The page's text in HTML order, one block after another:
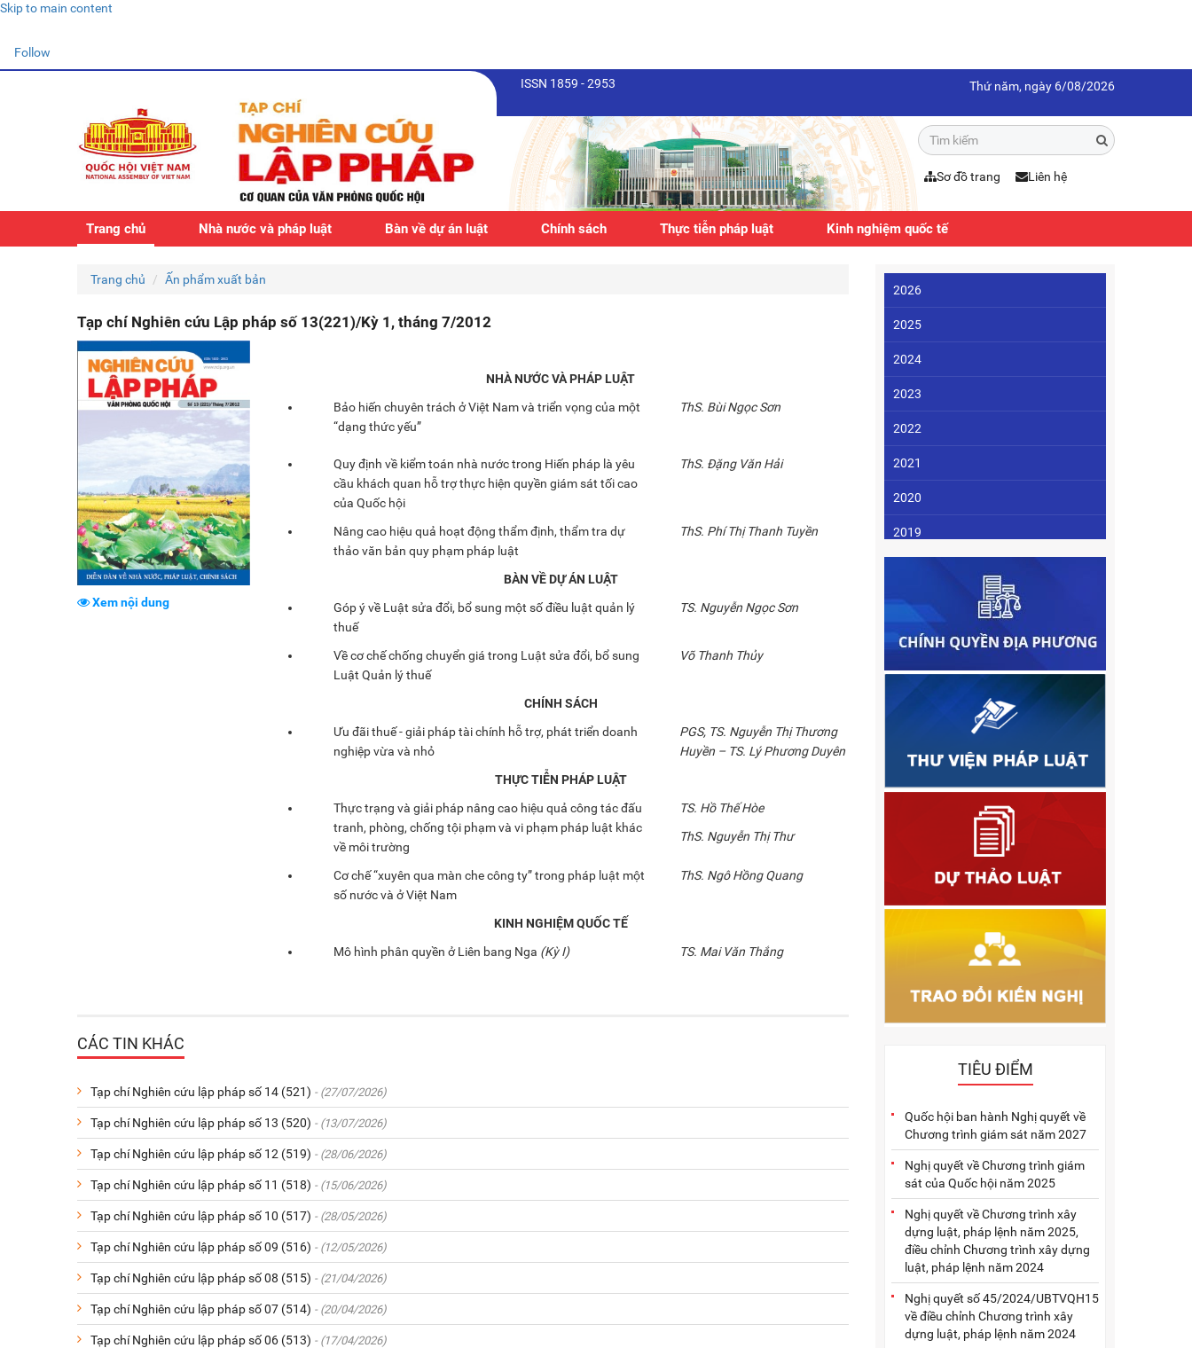
Skip to main content
Follow
ISSN 1859 - 2953 Thứ năm, ngày 6/08/2026
Sơ đồ trang Liên hệ
Trang chủ Nhà nước và pháp luật Bàn về dự án luật Chính sách Thực tiễn pháp luật Kinh nghiệm quốc tế
Trang chủ Ấn phẩm xuất bản
Tạp chí Nghiên cứu Lập pháp số 13(221)/Kỳ 1, tháng 7/2012
Xem nội dung
NHÀ NƯỚC VÀ PHÁP LUẬT
Bảo hiến chuyên trách ở Việt Nam và triển vọng của một
“dạng thức yếu”
ThS. Bùi Ngọc Sơn
Quy định về kiểm toán nhà nước trong Hiến pháp là yêu
cầu khách quan hỗ trợ thực hiện quyền giám sát tối cao
của Quốc hội
ThS. Đặng Văn Hải
Nâng cao hiệu quả hoạt động thẩm định, thẩm tra dự
thảo văn bản quy phạm pháp luật
ThS. Phí Thị Thanh Tuyền
BÀN VỀ DỰ ÁN LUẬT
Góp ý về Luật sửa đổi, bổ sung một số điều luật quản lý
thuế
TS. Nguyễn Ngọc Sơn
Về cơ chế chống chuyển giá trong Luật sửa đổi, bổ sung
Luật Quản lý thuế
Võ Thanh Thủy
CHÍNH SÁCH
Ưu đãi thuế - giải pháp tài chính hỗ trợ, phát triển doanh
nghiệp vừa và nhỏ
PGS, TS. Nguyễn Thị Thương
Huyền – TS. Lý Phương Duyên
THỰC TIỄN PHÁP LUẬT
Thực trạng và giải pháp nâng cao hiệu quả công tác đấu
tranh, phòng, chống tội phạm và vi phạm pháp luật khác
về môi trường
TS. Hồ Thế Hòe
ThS. Nguyễn Thị Thư
Cơ chế “xuyên qua màn che công ty” trong pháp luật một
số nước và ở Việt Nam
ThS. Ngô Hồng Quang
KINH NGHIỆM QUỐC TẾ
Mô hình phân quyền ở Liên bang Nga (Kỳ I) TS. Mai Văn Thắng
CÁC TIN KHÁC
Tạp chí Nghiên cứu lập pháp số 14 (521) - (27/07/2026)
Tạp chí Nghiên cứu lập pháp số 13 (520) - (13/07/2026)
Tạp chí Nghiên cứu lập pháp số 12 (519) - (28/06/2026)
Tạp chí Nghiên cứu lập pháp số 11 (518) - (15/06/2026)
Tạp chí Nghiên cứu lập pháp số 10 (517) - (28/05/2026)
Tạp chí Nghiên cứu lập pháp số 09 (516) - (12/05/2026)
Tạp chí Nghiên cứu lập pháp số 08 (515) - (21/04/2026)
Tạp chí Nghiên cứu lập pháp số 07 (514) - (20/04/2026)
Tạp chí Nghiên cứu lập pháp số 06 (513) - (17/04/2026)
2026
2025
2024
2023
2022
2021
2020
2019
2017
2016
2015
2014
2005
TIÊU ĐIỂM
Quốc hội ban hành Nghị quyết về
Chương trình giám sát năm 2027
Nghị quyết về Chương trình giám
sát của Quốc hội năm 2025
Nghị quyết về Chương trình xây
dựng luật, pháp lệnh năm 2025,
điều chỉnh Chương trình xây dựng
luật, pháp lệnh năm 2024
Nghị quyết số 45/2024/UBTVQH15
về điều chỉnh Chương trình xây
dựng luật, pháp lệnh năm 2024